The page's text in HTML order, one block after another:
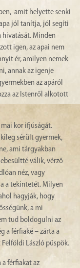
amit helyette senki
jól tanítja, jól segíti
hivatását. Minden
igen, az apai nem
ér, amilyen nemek
annak az igenje
az apáról
az Istenről alkotott
kor ifjúságát.
sérült gyermek,
ami tárgyakban
válik, vérző
néz, vagy
a tekintetét. Milyen
hagyják, hogy
a mi
tud boldogulni az
a férfiaké – zárta a
László püspök.
férfiakat az